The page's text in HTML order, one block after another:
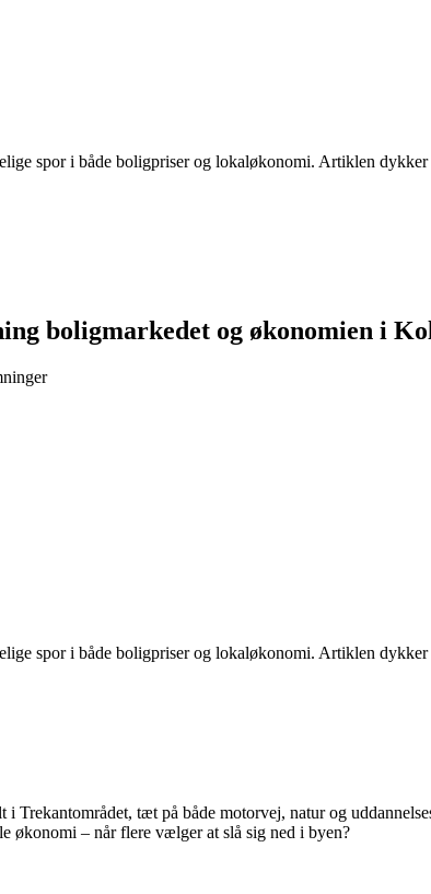
spor i både boligpriser og lokaløkonomi. Artiklen
boligmarkedet og økonomien i
spor i både boligpriser og lokaløkonomi. Artiklen
tæt på både motorvej, natur og
økonomi – når flere vælger at slå sig ned i byen?